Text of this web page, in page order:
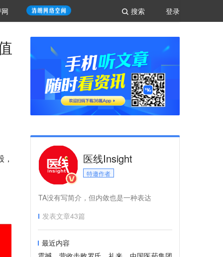
登录
搜索
医线Insight
特邀作者
TA没有写简介，但内敛也是一种表达
发表文章43篇
最近内容